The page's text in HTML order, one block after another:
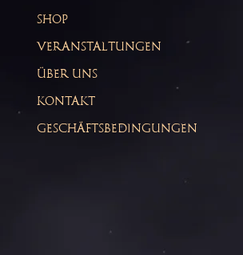
SHOP
VERANSTALTUNGEN
ÜBER UNS
KONTAKT
GESCHÄFTSBEDINGUNGEN